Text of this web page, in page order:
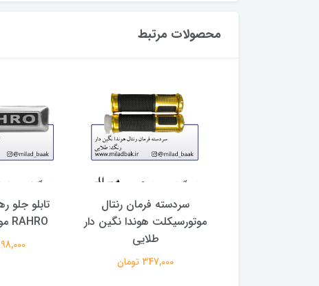
محصولات مرتبط
سردسته فرمان رنتال
موتورسیکلت هوندا نگین دار
طلایی
347,000 تومان
تابلو جلو
RAHRO موتورسیکلت
98,000 تومان